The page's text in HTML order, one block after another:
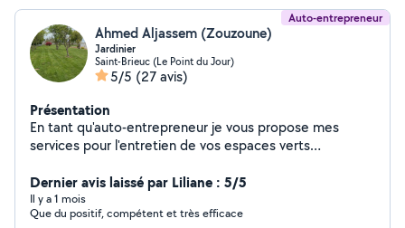
Auto-entrepreneur
Ahmed Aljassem (Zouzoune)
Jardinier
Saint-Brieuc (Le Point du Jour)
5/5 (27 avis)
Présentation
En tant qu'auto-entrepreneur je vous propose mes
services pour l'entretien de vos espaces verts
espaces verts pour transformer chacun de vos projets
en petit coin de paradis Plantation de massifs ,
d'arbustes , engazonnement , taille de haies et de
Dernier avis laissé par Liliane : 5/5
Il y a 1 mois
Que du positif, compétent et très efficace